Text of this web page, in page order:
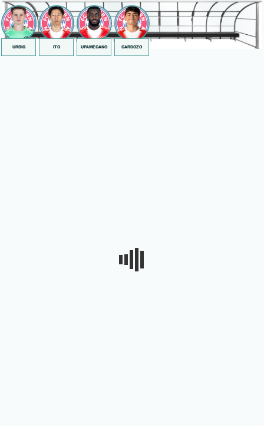
URBIG ITO UPAMECANO CARDOZO